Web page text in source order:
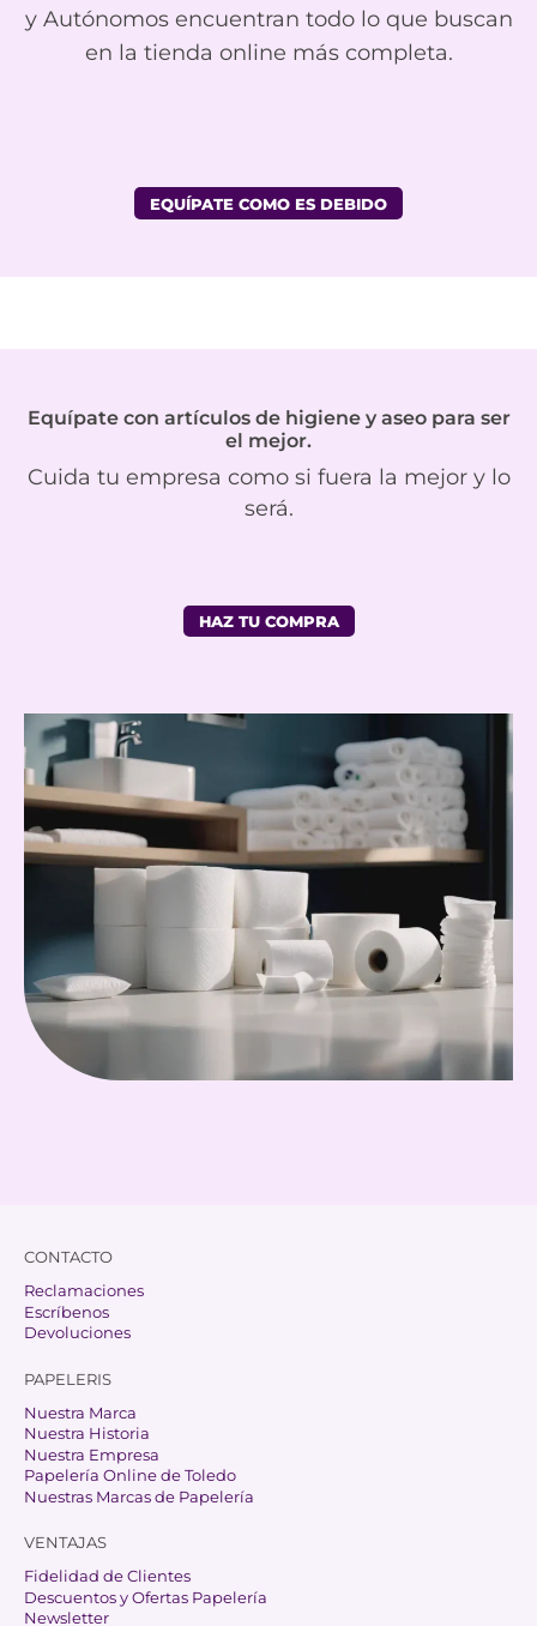
y Autónomos encuentran todo lo que buscan
en la tienda online más completa.
EQUÍPATE COMO ES DEBIDO
Equípate con artículos de higiene y aseo para ser
el mejor.
Cuida tu empresa como si fuera la mejor y lo
será.
HAZ TU COMPRA
VENTAJAS
Fidelidad de Clientes
Descuentos y Ofertas Papelería
Newsletter
PAPELERIS
Nuestra Marca
Nuestra Historia
Nuestra Empresa
Papelería Online de Toledo
Nuestras Marcas de Papelería
CONTACTO
Reclamaciones
Escríbenos
Devoluciones